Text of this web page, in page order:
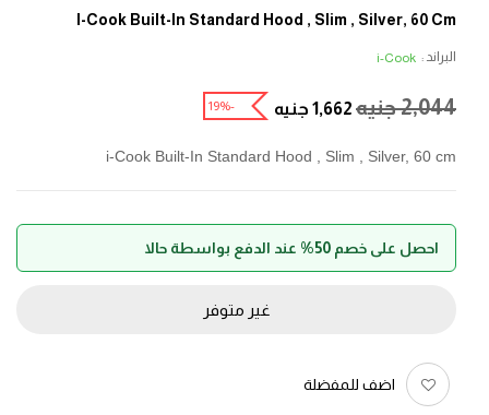
I-Cook Built-In Standard Hood , Slim , Silver, 60 Cm
البراند : i-Cook
2,044جنيه 1,662 جنيه -19%
i-Cook Built-In Standard Hood , Slim , Silver, 60 cm
احصل على خصم 50% عند الدفع بواسطة حالا
غير متوفر
اضف للمفضلة